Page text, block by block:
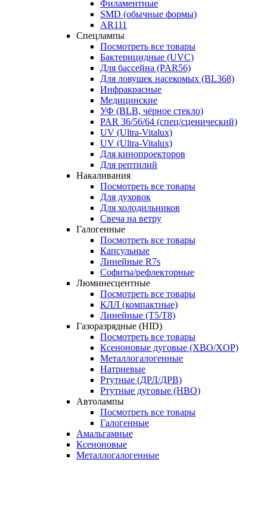
Филаментные
SMD (обычные формы)
AR111
Спецлампы
Посмотреть все товары
Бактерицидные (UVC)
Для бассейна (PAR56)
Для ловушек насекомых (BL368)
Инфракрасные
Медицинские
УФ (BLB, чёрное стекло)
PAR 36/56/64 (спец/сценический)
UV (Ultra‑Vitalux)
UV (Ultra-Vitalux)
Для кинопроекторов
Для рептилий
Накаливания
Посмотреть все товары
Для духовок
Для холодильников
Свеча на ветру
Галогенные
Посмотреть все товары
Капсульные
Линейные R7s
Софиты/рефлекторные
Люминесцентные
Посмотреть все товары
КЛЛ (компактные)
Линейные (T5/T8)
Газоразрядные (HID)
Посмотреть все товары
Ксеноновые дуговые (XBO/XOP)
Металлогалогенные
Натриевые
Ртутные (ДРЛ/ДРВ)
Ртутные дуговые (HBO)
Автолампы
Посмотреть все товары
Галогенные
Амальгамные
Ксеноновые
Металлогалогенные